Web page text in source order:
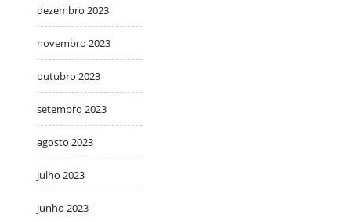
dezembro 2023
novembro 2023
outubro 2023
setembro 2023
agosto 2023
julho 2023
junho 2023